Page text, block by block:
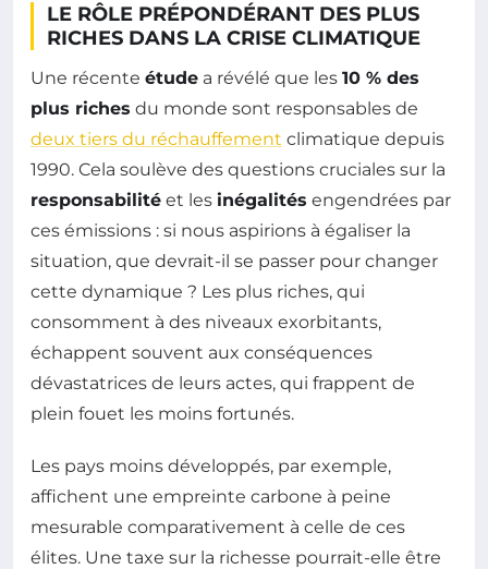
LE RÔLE PRÉPONDÉRANT DES PLUS
RICHES DANS LA CRISE CLIMATIQUE
Une récente étude a révélé que les 10 % des
plus riches du monde sont responsables de
deux tiers du réchauffement climatique depuis
1990. Cela soulève des questions cruciales sur la
responsabilité et les inégalités engendrées par
ces émissions : si nous aspirions à égaliser la
situation, que devrait-il se passer pour changer
cette dynamique ? Les plus riches, qui
consomment à des niveaux exorbitants,
échappent souvent aux conséquences
dévastatrices de leurs actes, qui frappent de
plein fouet les moins fortunés.
Les pays moins développés, par exemple,
affichent une empreinte carbone à peine
mesurable comparativement à celle de ces
élites. Une taxe sur la richesse pourrait-elle être